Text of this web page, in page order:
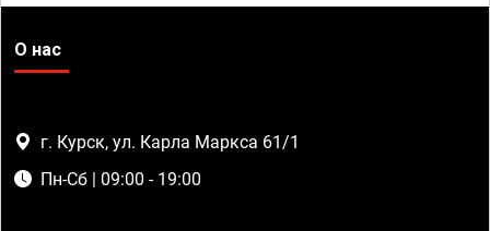
О нас
г. Курск, ул. Карла Маркса 61/1
Пн-Сб | 09:00 - 19:00